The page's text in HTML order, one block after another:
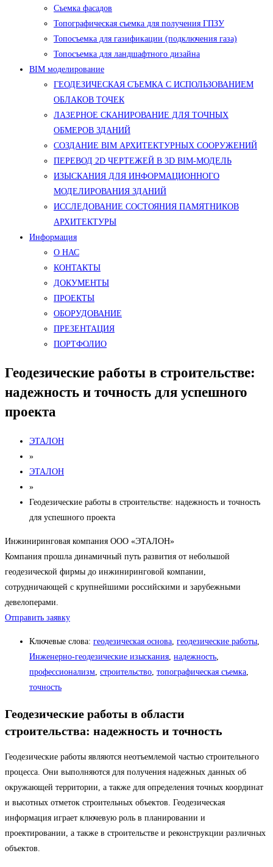
Съемка фасадов
Топографическая съемка для получения ГПЗУ
Топосъемка для газификации (подключения газа)
Топосъемка для ландшафтного дизайна
BIM моделирование
ГЕОДЕЗИЧЕСКАЯ СЪЕМКА С ИСПОЛЬЗОВАНИЕМ
ОБЛАКОВ ТОЧЕК
ЛАЗЕРНОЕ СКАНИРОВАНИЕ ДЛЯ ТОЧНЫХ
ОБМЕРОВ ЗДАНИЙ
СОЗДАНИЕ BIM АРХИТЕКТУРНЫХ СООРУЖЕНИЙ
ПЕРЕВОД 2D ЧЕРТЕЖЕЙ В 3D BIM-МОДЕЛЬ
ИЗЫСКАНИЯ ДЛЯ ИНФОРМАЦИОННОГО
МОДЕЛИРОВАНИЯ ЗДАНИЙ
ИССЛЕДОВАНИЕ СОСТОЯНИЯ ПАМЯТНИКОВ
АРХИТЕКТУРЫ
Информация
О НАС
КОНТАКТЫ
ДОКУМЕНТЫ
ПРОЕКТЫ
ОБОРУДОВАНИЕ
ПРЕЗЕНТАЦИЯ
ПОРТФОЛИО
Геодезические работы в строительстве:
надежность и точность для успешного
проекта
ЭТАЛОН
»
ЭТАЛОН
»
Геодезические работы в строительстве: надежность и точность
для успешного проекта
Инжиниринговая компания ООО «ЭТАЛОН»
Компания прошла динамичный путь развития от небольшой
геодезической фирмы до инжиниринговой компании,
сотрудничающей с крупнейшими российскими и зарубежными
девелоперами.
Отправить заявку
Ключевые слова: геодезическая основа, геодезические работы,
Инженерно-геодезические изыскания, надежность,
профессионализм, строительство, топографическая съемка,
точность
Геодезические работы в области
строительства: надежность и точность
Геодезические работы являются неотъемлемой частью строительного
процесса. Они выполняются для получения надежных данных об
окружающей территории, а также для определения точных координат
и высотных отметок строительных объектов. Геодезическая
информация играет ключевую роль в планировании и
проектировании, а также в строительстве и реконструкции различных
объектов.